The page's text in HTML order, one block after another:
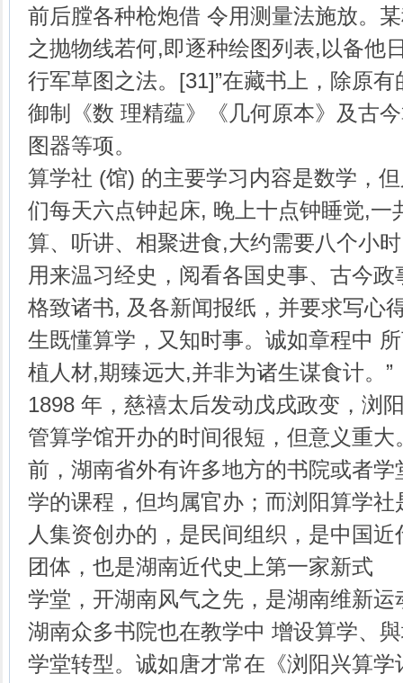
前后膛各种枪炮借 令用测量法施放。
之抛物线若何,即逐种绘图列表,以备他
行军草图之法。[31]”在藏书上，除原
御制《数 理精蕴》《几何原本》及古
图器等项。
算学社 (馆) 的主要学习内容是数学，
们每天六点钟起床, 晚上十点钟睡觉,一
算、听讲、相聚进食,大约需要八个小
用来温习经史，阅看各国史事、古今
格致诸书, 及各新闻报纸，并要求写心
生既懂算学，又知时事。诚如章程中
植人材,期臻远大,并非为诸生谋食计。”
1898 年，慈禧太后发动戊戌政变，浏
管算学馆开办的时间很短，但意义重
前，湖南省外有许多地方的书院或者
学的课程，但均属官办；而浏阳算学
人集资创办的，是民间组织，是中国
团体，也是湖南近代史上第一家新式
学堂，开湖南风气之先，是湖南维新
湖南众多书院也在教学中 增设算学、
学堂转型。诚如唐才常在《浏阳兴算学